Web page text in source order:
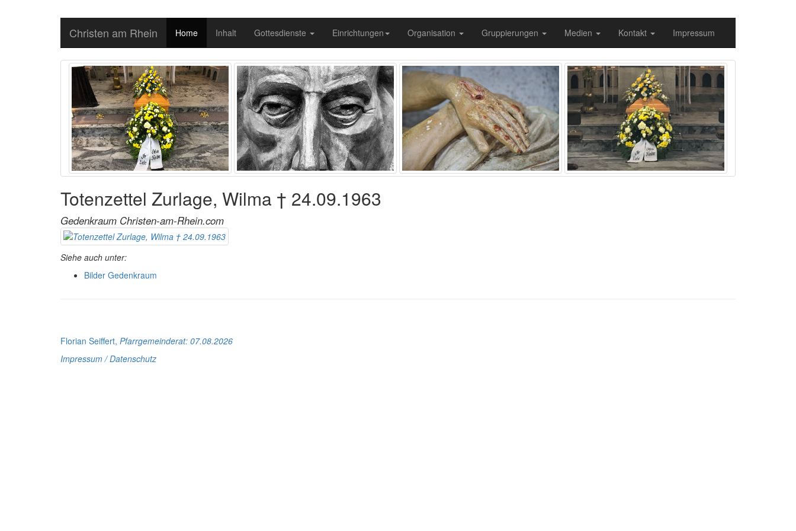
Christen am Rhein Home Inhalt Gottesdienste Einrichtungen Organisation Gruppierungen Medien Kontakt Impressum
Totenzettel Zurlage, Wilma † 24.09.1963
Gedenkraum Christen-am-Rhein.com
Siehe auch unter:
Bilder Gedenkraum
Florian Seiffert, Pfarrgemeinderat: 07.08.2026
Impressum / Datenschutz